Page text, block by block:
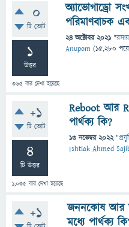
0
টি ভোট
1
উত্তর
365 বার দেখা হয়েছে
অ্যাভোগাড্রো
পরিমাণবাচক
24 অক্টোবর 2021 "
Anupom (15,280
+1
টি ভোট
4
টি উত্তর
1,035 বার দেখা হয়েছে
Reboot আর
পার্থক্য কি?
13 নভেম্বর 2022 "
Ishtiak Ahmed
+1
জননকোষ আর
মধ্যে পার্থক্য